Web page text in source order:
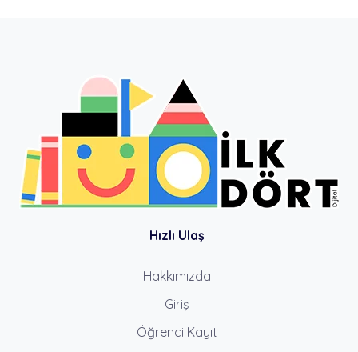
Hızlı Ulaş
Hakkımızda
Giriş
Öğrenci Kayıt